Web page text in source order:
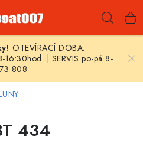
OTEVÍRACÍ DOBA:
16:30hod. | SERVIS po-pá 8-
808
434